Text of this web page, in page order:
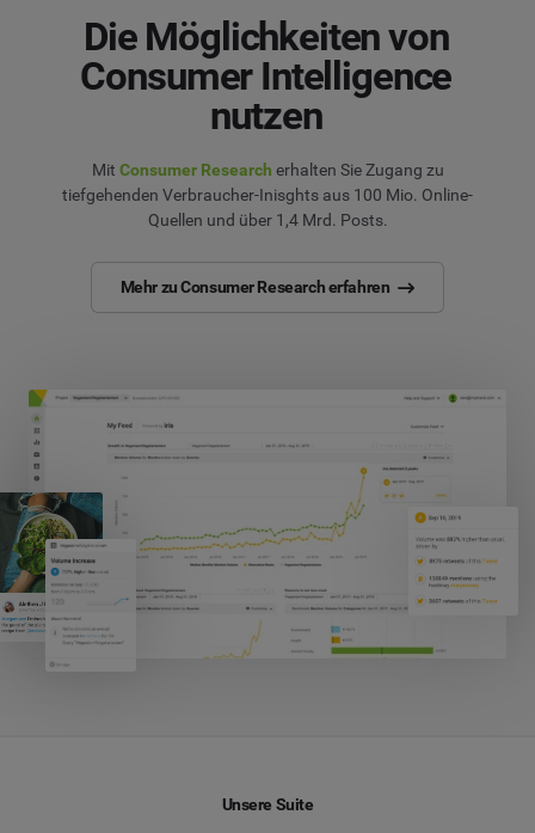
Die Möglichkeiten von
Consumer Intelligence
nutzen
Mit Consumer Research erhalten Sie Zugang zu
tiefgehenden Verbraucher-Inisghts aus 100 Mio. Online-
Quellen und über 1,4 Mrd. Posts.
Mehr zu Consumer Research erfahren
Unsere Suite